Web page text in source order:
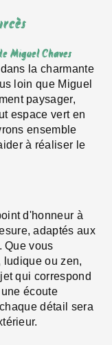
Miguel Chaves
la charmante
loin que Miguel
paysager,
espace vert en
ensemble
à réaliser le
d'honneur à
adaptés aux
Que vous
ludique ou zen,
qui correspond
écoute
détail sera